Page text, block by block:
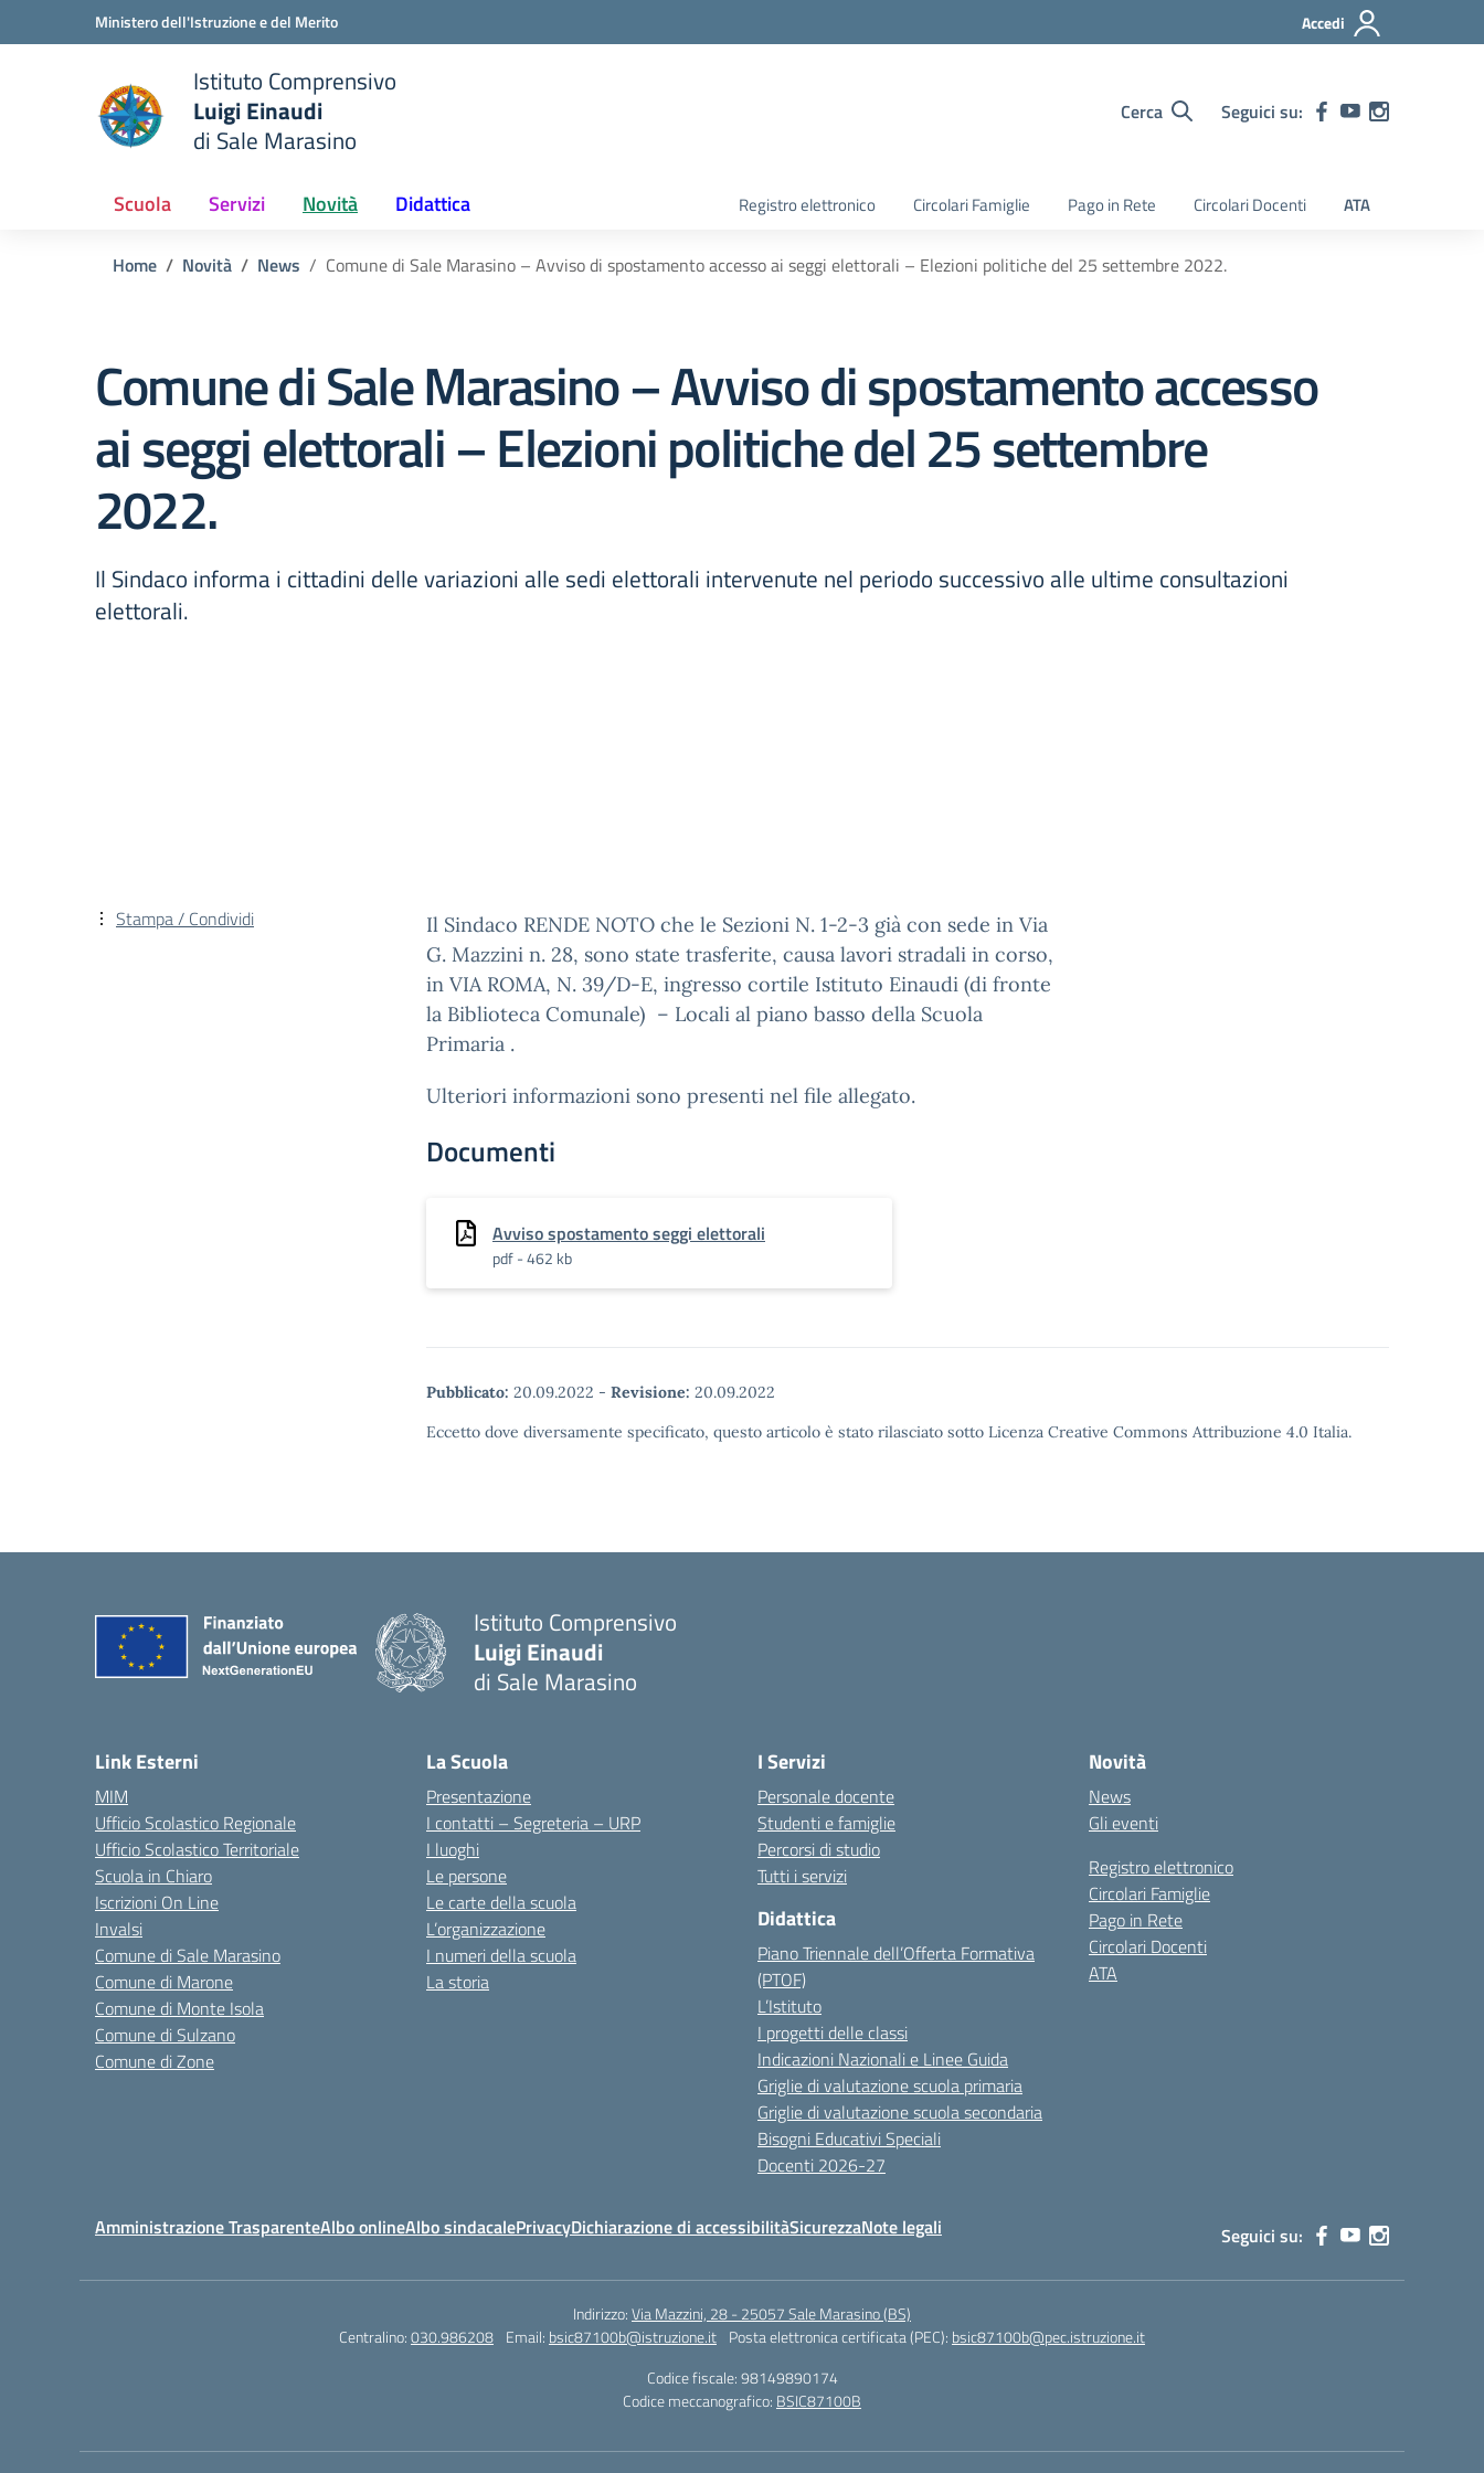
Vai ai contenuti
Vai al menu di navigazioneMinistero dell'Istruzione e del Merito Accedi
scuola
Istituto Comprensivo
Luigi Einaudi
di Sale Marasino
Cerca Seguici su:
Scuola Servizi Novità Didattica Registro elettronico Circolari Famiglie Pago in Rete Circolari Docenti ATA
Home Novità News Comune di Sale Marasino – Avviso di spostamento accesso ai seggi elettorali – Elezioni politiche del 25 settembre 2022.
Comune di Sale Marasino – Avviso di spostamento accesso
ai seggi elettorali – Elezioni politiche del 25 settembre
2022.
Il Sindaco informa i cittadini delle variazioni alle sedi elettorali intervenute nel periodo successivo alle ultime consultazioni
elettorali.
Il Sindaco RENDE NOTO che le Sezioni N. 1-2-3 già con sede in Via
G. Mazzini n. 28, sono state trasferite, causa lavori stradali in corso,
in VIA ROMA, N. 39/D-E, ingresso cortile Istituto Einaudi (di fronte
la Biblioteca Comunale) – Locali al piano basso della Scuola
Primaria .
Ulteriori informazioni sono presenti nel file allegato.
Documenti
Avviso spostamento seggi elettorali
pdf - 462 kb
Pubblicato: 20.09.2022 - Revisione: 20.09.2022
Eccetto dove diversamente specificato, questo articolo è stato rilasciato sotto Licenza Creative Commons Attribuzione 4.0 Italia.
Stampa / Condividi
Istituto Comprensivo
Luigi Einaudi
di Sale Marasino
Link Esterni
MIM
Ufficio Scolastico Regionale
Ufficio Scolastico Territoriale
Scuola in Chiaro
Iscrizioni On Line
Invalsi
Comune di Sale Marasino
Comune di Marone
Comune di Monte Isola
Comune di Sulzano
Comune di Zone
La Scuola
Presentazione
I contatti – Segreteria – URP
I luoghi
Le persone
Le carte della scuola
L’organizzazione
I numeri della scuola
La storia
I Servizi
Personale docente
Studenti e famiglie
Percorsi di studio
Tutti i servizi
Didattica
Piano Triennale dell’Offerta Formativa
(PTOF)
L’Istituto
I progetti delle classi
Indicazioni Nazionali e Linee Guida
Griglie di valutazione scuola primaria
Griglie di valutazione scuola secondaria
Bisogni Educativi Speciali
Docenti 2026-27
Novità
News
Gli eventi
Registro elettronico
Circolari Famiglie
Pago in Rete
Circolari Docenti
ATA
Amministrazione TrasparenteAlbo onlineAlbo sindacalePrivacyDichiarazione di accessibilitàSicurezzaNote legali Seguici su:
Indirizzo:Via Mazzini, 28 - 25057 Sale Marasino (BS)
Centralino:030.986208 Email: bsic87100b@istruzione.it Posta elettronica certificata (PEC): bsic87100b@pec.istruzione.it
Codice fiscale: 98149890174
Codice meccanografico: BSIC87100B